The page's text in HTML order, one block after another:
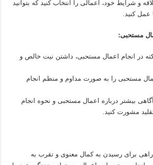
و شرایط خود، اعمالی را انتخاب کنید که بتوانید
عمل کنید.
مستحبی:
در انجام اعمال مستحبی، داشتن نیت خالص و
مستحبی را به صورت مداوم و منظم انجام
بیشتر درباره اعمال مستحبی و نحوه انجام
مشورت کنید.
راهی برای رسیدن به کمال معنوی و تقرب به